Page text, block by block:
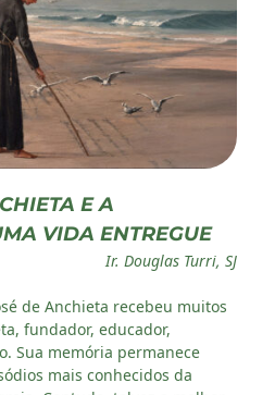
E A
VIDA ENTREGUE
Ir. Douglas Turri, SJ
de Anchieta recebeu muitos
fundador, educador,
Sua memória permanece
mais conhecidos da